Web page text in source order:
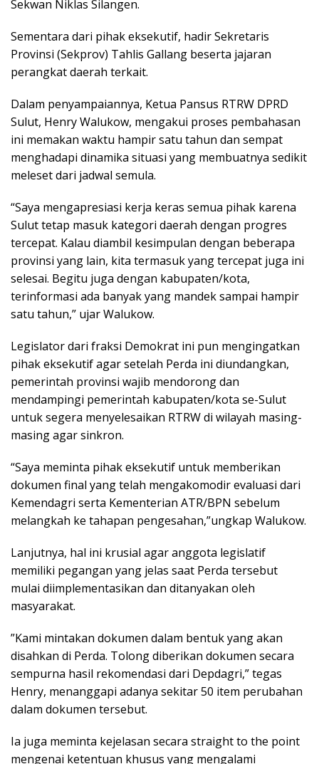
Sekwan Niklas Silangen.
Sementara dari pihak eksekutif, hadir Sekretaris
Provinsi (Sekprov) Tahlis Gallang beserta jajaran
perangkat daerah terkait.
Dalam penyampaiannya, Ketua Pansus RTRW DPRD
Sulut, Henry Walukow, mengakui proses pembahasan
ini memakan waktu hampir satu tahun dan sempat
menghadapi dinamika situasi yang membuatnya sedikit
meleset dari jadwal semula.
“Saya mengapresiasi kerja keras semua pihak karena
Sulut tetap masuk kategori daerah dengan progres
tercepat. Kalau diambil kesimpulan dengan beberapa
provinsi yang lain, kita termasuk yang tercepat juga ini
selesai. Begitu juga dengan kabupaten/kota,
terinformasi ada banyak yang mandek sampai hampir
satu tahun,” ujar Walukow.
Legislator dari fraksi Demokrat ini pun mengingatkan
pihak eksekutif agar setelah Perda ini diundangkan,
pemerintah provinsi wajib mendorong dan
mendampingi pemerintah kabupaten/kota se-Sulut
untuk segera menyelesaikan RTRW di wilayah masing-
masing agar sinkron.
“Saya meminta pihak eksekutif untuk memberikan
dokumen final yang telah mengakomodir evaluasi dari
Kemendagri serta Kementerian ATR/BPN sebelum
melangkah ke tahapan pengesahan,”ungkap Walukow.
Lanjutnya, hal ini krusial agar anggota legislatif
memiliki pegangan yang jelas saat Perda tersebut
mulai diimplementasikan dan ditanyakan oleh
masyarakat.
”Kami mintakan dokumen dalam bentuk yang akan
disahkan di Perda. Tolong diberikan dokumen secara
sempurna hasil rekomendasi dari Depdagri,” tegas
Henry, menanggapi adanya sekitar 50 item perubahan
dalam dokumen tersebut.
Ia juga meminta kejelasan secara straight to the point
mengenai ketentuan khusus yang mengalami